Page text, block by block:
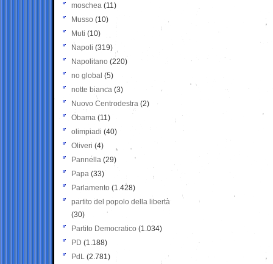
moschea (11)
Musso (10)
Muti (10)
Napoli (319)
Napolitano (220)
no global (5)
notte bianca (3)
Nuovo Centrodestra (2)
Obama (11)
olimpiadi (40)
Oliveri (4)
Pannella (29)
Papa (33)
Parlamento (1.428)
partito del popolo della libertà
(30)
Partito Democratico (1.034)
PD (1.188)
PdL (2.781)